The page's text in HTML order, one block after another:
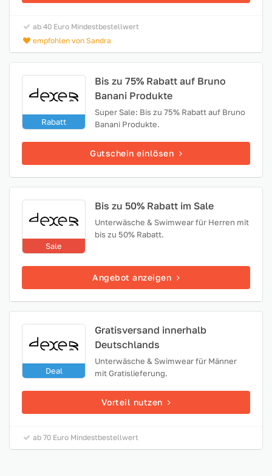
ab 40 Euro Mindestbestellwert
empfohlen von Sandra
Rabatt
Bis zu 75% Rabatt auf Bruno
Banani Produkte
Super Sale: Bis zu 75% Rabatt auf Bruno
Banani Produkte.
Gutschein einlösen
Sale
Bis zu 50% Rabatt im Sale
Unterwäsche & Swimwear für Herren mit
bis zu 50% Rabatt.
Angebot anzeigen
Deal
Gratisversand innerhalb
Deutschlands
Unterwäsche & Swimwear für Männer
mit Gratislieferung.
Vorteil nutzen
ab 70 Euro Mindestbestellwert